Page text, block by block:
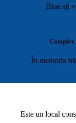
Bine ați
În memoria
Este un local